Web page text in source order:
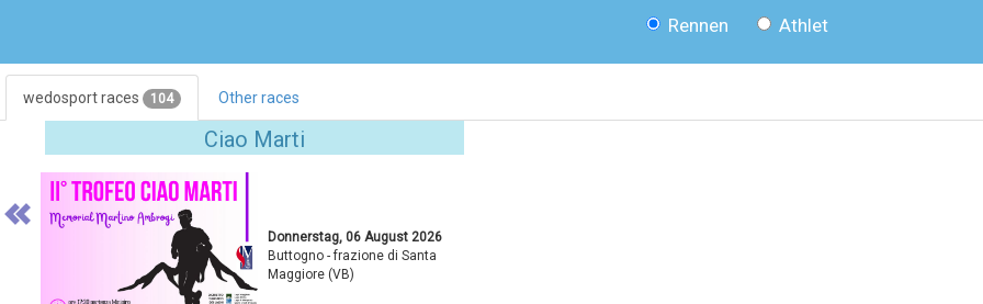
Rennen Athlet
wedosport races 104 Other races
Ciao Marti
Donnerstag, 06 August 2026
Buttogno - frazione di Santa
Maggiore (VB)